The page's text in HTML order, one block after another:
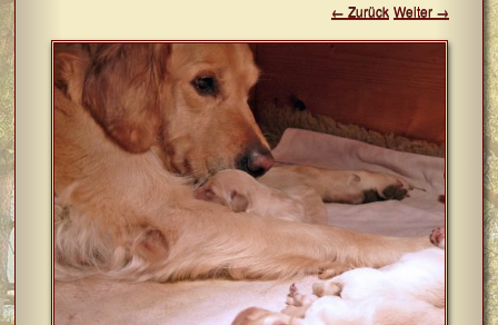
← Zurück Weiter →